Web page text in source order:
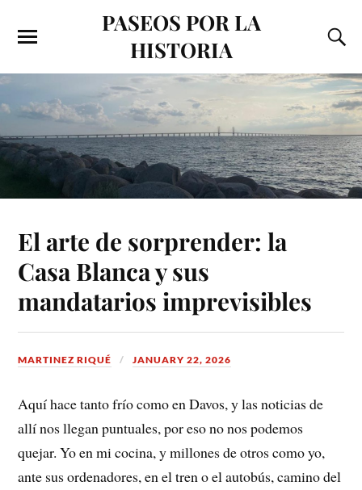
PASEOS POR LA
HISTORIA
El arte de sorprender: la
Casa Blanca y sus
mandatarios imprevisibles
MARTINEZ RIQUÉ JANUARY 22, 2026
Aquí hace tanto frío como en Davos, y las noticias de
allí nos llegan puntuales, por eso no nos podemos
quejar. Yo en mi cocina, y millones de otros como yo,
ante sus ordenadores, en el tren o el autobús, camino del